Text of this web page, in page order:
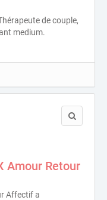
de couple,
medium.
Amour Retour
Affectif a